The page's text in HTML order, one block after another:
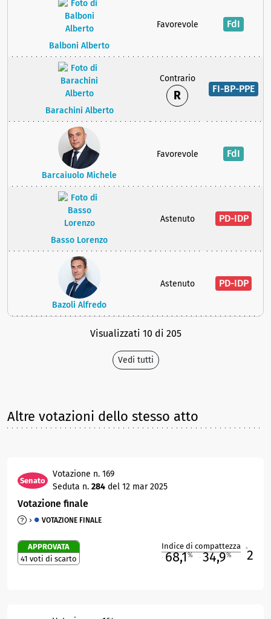
Balboni Alberto
Favorevole FdI
Barachini Alberto
Contrario
R FI-BP-PPE
Barcaiuolo Michele
Favorevole FdI
Basso Lorenzo
Astenuto PD-IDP
Bazoli Alfredo
Astenuto PD-IDP
Visualizzati 10 di 205
Vedi tutti
Altre votazioni dello stesso atto
Senato
Votazione n. 169
Seduta n. 284 del 12 mar 2025
Votazione finale
VOTAZIONE FINALE
APPROVATA
41 voti di scarto
Indice di compattezza
68,1% 34,9% 2